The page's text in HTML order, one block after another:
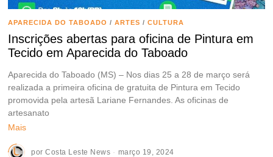
APARECIDA DO TABOADO / ARTES / CULTURA
Inscrições abertas para oficina de Pintura em
Tecido em Aparecida do Taboado
Aparecida do Taboado (MS) – Nos dias 25 a 28 de março será
realizada a primeira oficina de gratuita de Pintura em Tecido
promovida pela artesã Lariane Fernandes. As oficinas de
artesanato
Mais
porCosta Leste News março 19, 2024